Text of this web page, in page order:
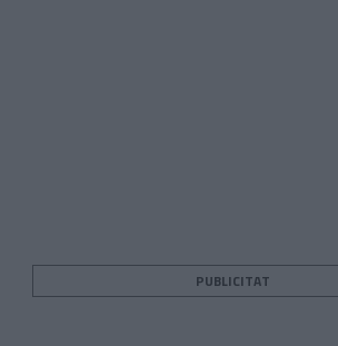
PUBLICITAT